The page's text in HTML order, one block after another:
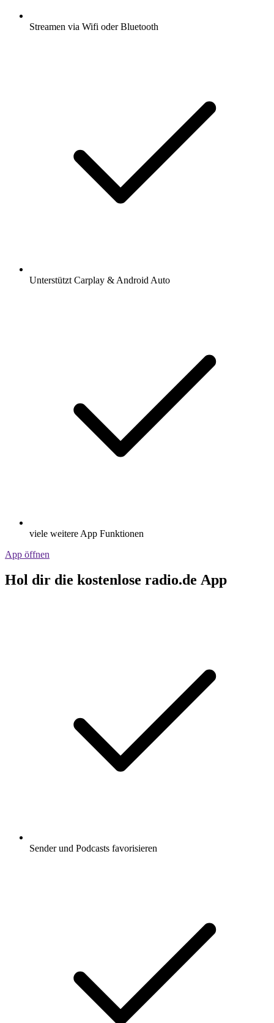
Streamen via Wifi oder Bluetooth
Unterstützt Carplay & Android Auto
viele weitere App Funktionen
App öffnen
Hol dir die kostenlose radio.de App
Sender und Podcasts favorisieren